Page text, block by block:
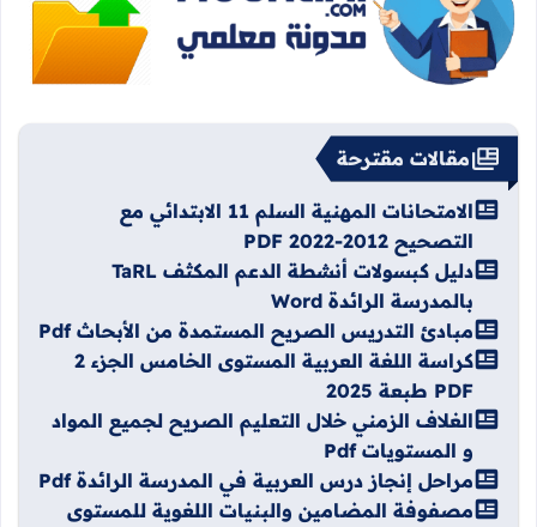
مقالات مقترحة
الامتحانات المهنية السلم 11 الابتدائي مع
التصحيح 2012-2022 PDF
دليل كبسولات أنشطة الدعم المكثف TaRL
بالمدرسة الرائدة Word
مبادئ التدريس الصريح المستمدة من الأبحاث Pdf
كراسة اللغة العربية المستوى الخامس الجزء 2
PDF طبعة 2025
الغلاف الزمني خلال التعليم الصريح لجميع المواد
و المستويات Pdf
مراحل إنجاز درس العربية في المدرسة الرائدة Pdf
مصفوفة المضامين والبنيات اللغوية للمستوى